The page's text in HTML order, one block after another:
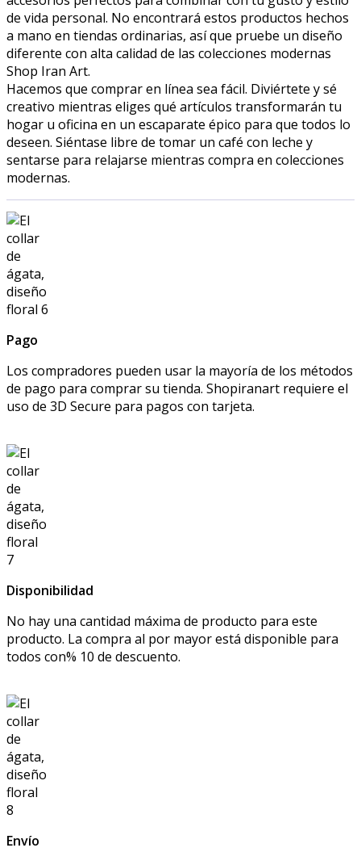
de vida personal. No encontrará estos productos hechos
a mano en tiendas ordinarias, así que pruebe un diseño
diferente con alta calidad de las colecciones modernas
Shop Iran Art.
Hacemos que comprar en línea sea fácil. Diviértete y sé
creativo mientras eliges qué artículos transformarán tu
hogar u oficina en un escaparate épico para que todos lo
deseen. Siéntase libre de tomar un café con leche y
sentarse para relajarse mientras compra en colecciones
modernas.
Pago
Los compradores pueden usar la mayoría de los métodos
de pago para comprar su tienda. Shopiranart requiere el
uso de 3D Secure para pagos con tarjeta.
Disponibilidad
No hay una cantidad máxima de producto para este
producto. La compra al por mayor está disponible para
todos con% 10 de descuento.
Envío